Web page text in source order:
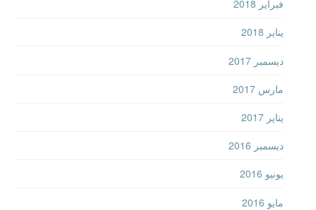
فبراير 2018
يناير 2018
ديسمبر 2017
مارس 2017
يناير 2017
ديسمبر 2016
يونيو 2016
مايو 2016